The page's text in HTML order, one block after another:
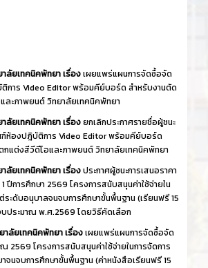
าลัยเทคนิคพัทยา เรื่องเผยแพร่แผนการจัดซื้อจัด
การ Video Editor พร้อมคีย์บอร์ด สำหรับงานตัด
ละภาพยนต์ วิทยาลัยเทคนิคพัทยา
าลัยเทคนิคพัทยา เรื่องยกเลิกประกาศรายชื่อผู้ชนะ
ห้องปฎิบัติการ Video Editor พร้อมคีย์บอร์ด
กแต่งสีวีดีโอและภาพยนต์ วิทยาลัยเทคนิคพัทยา
าลัยเทคนิคพัทยา เรื่องประกาศผู้ชนะการเสนอราคา
ปีการศึกษา 2569 โครงการสนับสนุนค่าใช้จ่ายใน
ระดับอนุบาลจนจบการศึกษาขั้นพื้นฐาน (เรียนฟรี 15
ประมาณ พ.ศ.2569 โดยวิธีคัดเลือก
าลัยเทคนิคพัทยา เรื่องเผยแพร่แผนการจัดซื้อจัด
2569 โครงการสนับสนุนค่าใช้จ่ายในการจัดการ
จนจบการศึกษาขั้นพื้นฐาน (ค่าหนังสือเรียนฟรี 15